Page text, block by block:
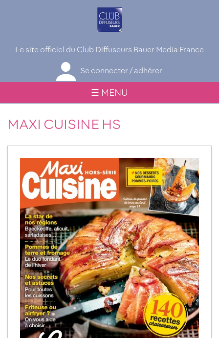
Le site officiel du Club Diffuseurs Bauer Media France
Se connecter / adhérer
☰ MENU
MAXI CUISINE HS